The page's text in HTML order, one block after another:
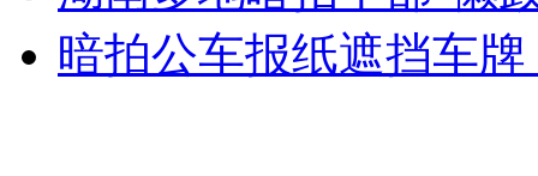
安徽一实载49人客车翻车
暗拍公车报纸遮挡车